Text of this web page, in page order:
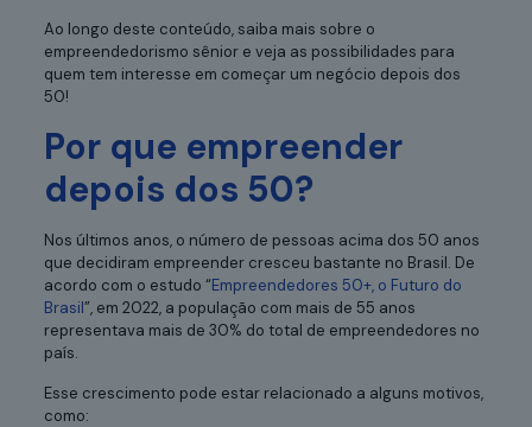
Ao longo deste conteúdo, saiba mais sobre o
empreendedorismo sênior e veja as possibilidades para
quem tem interesse em começar um negócio depois dos
50!
Por que empreender
depois dos 50?
Nos últimos anos, o número de pessoas acima dos 50 anos
que decidiram empreender cresceu bastante no Brasil. De
acordo com o estudo “Empreendedores 50+, o Futuro do
Brasil”, em 2022, a população com mais de 55 anos
representava mais de 30% do total de empreendedores no
país.
Esse crescimento pode estar relacionado a alguns motivos,
como: